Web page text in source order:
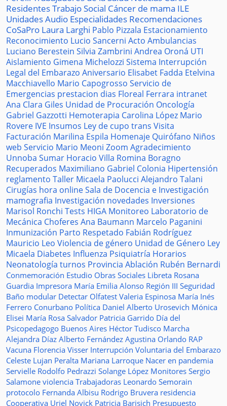
ResidentesTrabajo Social Cáncer de mama ILE
UnidadesAudio Especialidades Recomendaciones
CoSaPro Laura Larghi Pablo Pizzala Estacionamiento
Reconocimiento Lucio Sancerni Acto Ambulancias
Luciano Berestein Silvia Zambrini Andrea Oroná UTI
Aislamiento Gimena Michelozzi Sistema Interrupción
Legal del Embarazo Aniversario Elisabet Fadda Etelvina
Macchiavello Mario Capogrosso Servicio de
Emergencias prestacion dias Floreal Ferrara intranet
Ana Clara Giles Unidad de Procuración Oncología
Gabriel Gazzotti Hemoterapia Carolina López Mario
Rovere IVE Insumos Ley de cupo trans Visita
Facturación Marilina Espila Homenaje Quirófano Niños
web Servicio Mario Meoni Zoom Agradecimiento
Unnoba Sumar Horacio Villa Romina Boragno
Recuperados Maximiliano Gabriel Colonia Hipertensión
reglamento Taller Micaela Paolucci Alejandro Talani
Cirugías hora onlineSala de Docencia e Investigación
mamografia Investigación novedades Inversiones
Marisol Ronchi Tests HIGA Monitoreo Laboratorio de
Mecánica Choferes Ana Baumann Marcelo Paganini
Inmunización Parto Respetado Fabián Rodríguez
Mauricio Leo Violencia de género Unidad de Género Ley
Micaela Diabetes Influenza Psiquiatría Horarios
Neonatología turnos Provincia Ablación Rubén Bernardi
Conmemoración Estudio Obras Sociales Libreta Rosana
Guardia Impresora María Emilia Alonso Región III Seguridad
Baño modular Detectar Olfatest Valeria Espinosa María Inés
Ferrero Conurbano Política Daniel Alberto Urosevich Mónica
Elisei María Rosa Salvador Patricia Garrido Día del
Psicopedagogo Buenos Aires Héctor Tudisco Marcha
Alejandra Díaz Alberto Fernández Agustina Orlando RAP
Vacuna Florencia Visser Interrupción Voluntaria del Embarazo
Celeste Lujan Peralta Mariana Larroque Nacer en pandemia
Servielle Rodolfo Pedrazzi Solange López Monitores Sergio
Salamone violencia Trabajadoras Leonardo Semorain
protocolo Fernanda Albisu Rodrigo Bruvera residencia
Cooperativa Uriel Novick Patricia Barisich Presupuesto